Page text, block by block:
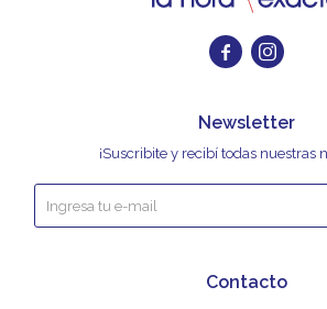
 
Contacto
Newsletter
¡Suscribite y recibí todas nuestras